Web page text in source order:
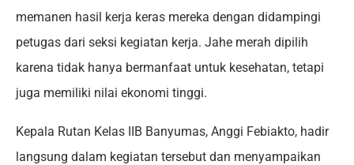
memanen hasil kerja keras mereka dengan didampingi
petugas dari seksi kegiatan kerja. Jahe merah dipilih
karena tidak hanya bermanfaat untuk kesehatan, tetapi
juga memiliki nilai ekonomi tinggi.
Kepala Rutan Kelas IIB Banyumas, Anggi Febiakto, hadir
langsung dalam kegiatan tersebut dan menyampaikan